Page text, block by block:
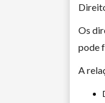
Os
pode
A